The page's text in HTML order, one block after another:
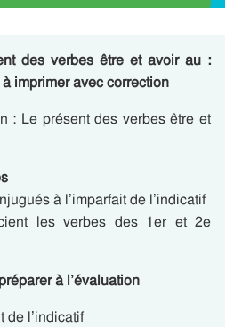
des verbes être et avoir au :
imprimer avec correction
: Le présent des verbes être et
à l’imparfait de l’indicatif
les verbes des 1er et 2e
à l’évaluation
de l’indicatif